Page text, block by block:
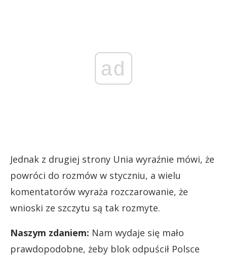
ad
Jednak z drugiej strony Unia wyraźnie mówi, że
powróci do rozmów w styczniu, a wielu
komentatorów wyraża rozczarowanie, że
wnioski ze szczytu są tak rozmyte.
Naszym zdaniem: Nam wydaje się mało
prawdopodobne, żeby blok odpuścił Polsce